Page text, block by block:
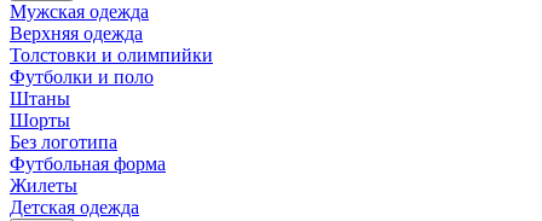
Мужская одежда
Верхняя одежда
Толстовки и олимпийки
Футболки и поло
Штаны
Шорты
Без логотипа
Футбольная форма
Жилеты
Детская одежда